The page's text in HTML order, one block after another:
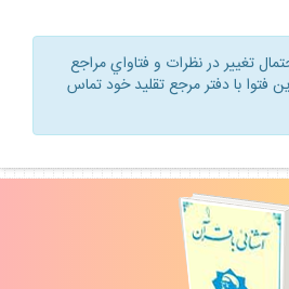
تغيير در نظرات و فتاواي مراجع
فتوا با دفتر مرجع تقليد خود تماس